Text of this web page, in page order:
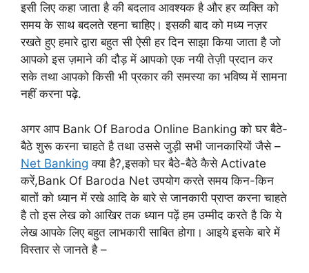
इसी लिए कहा जाता है की बदलाव आवश्यक है और हर व्यक्ति को
समय के साथ बदलते रहना चाहिए। इसकी बाद को मध्य नज़र
रखते हुए हमारे द्वारा बहुत सी ऐसी हर दिन साझा किया जाता है जो
आपको इस ज़माने की दौड़ में आपको एक नयी तेज़ी प्रदान कर
सके तथा आपको किसी भी प्रकार की समस्या का भविष्य में सामना
नहीं करना पढ़े.
अगर आप Bank Of Baroda Online Banking को घर बैठे-
बैठे शुरू करना चाहते है तथा उससे जुड़ी सभी जानकारियों जैसे –
Net Banking क्या है?,इसको घर बैठे-बैठे कैसे Activate
करें,Bank Of Baroda Net उपयोग करते समय किन-किन
बातों को ध्यान में रखे आदि के बारे से जानकारी प्राप्त करना चाहते
है तो इस लेख को आखिर तक ध्यान पढ़ें हम उम्मीद करते है कि ये
लेख आपके लिए बहुत लाभकारी साबित होगा। आइये इसके बारे में
विस्तार से जानते है –